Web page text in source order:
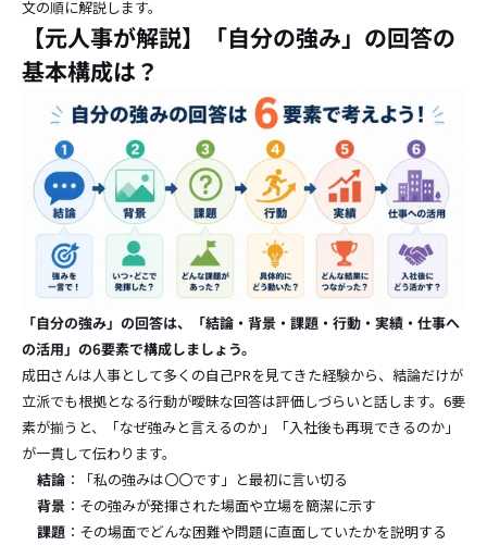
文の順に解説します。
【元人事が解説】「自分の強み」の回答の
基本構成は？
「自分の強み」の回答は、「結論・背景・課題・行動・実績・仕事へ
の活用」の6要素で構成しましょう。
成田さんは人事として多くの自己PRを見てきた経験から、結論だけが
立派でも根拠となる行動が曖昧な回答は評価しづらいと話します。6要
素が揃うと、「なぜ強みと言えるのか」「入社後も再現できるのか」
が一貫して伝わります。
結論 ：「私の強みは〇〇です」と最初に言い切る
背景 ：その強みが発揮された場面や立場を簡潔に示す
課題 ：その場面でどんな困難や問題に直面していたかを説明する